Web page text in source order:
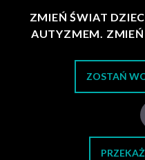
ZMIEŃ ŚWIAT
AUTYZMEM.
ZOSTAŃ